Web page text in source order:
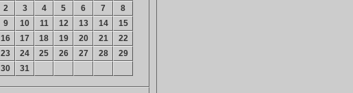
2
3 4 5 6 7
8
9
10 11 12 13 14
15
16
17 18 19 20 21
22
23
24 25 26 27 28
29
30
31